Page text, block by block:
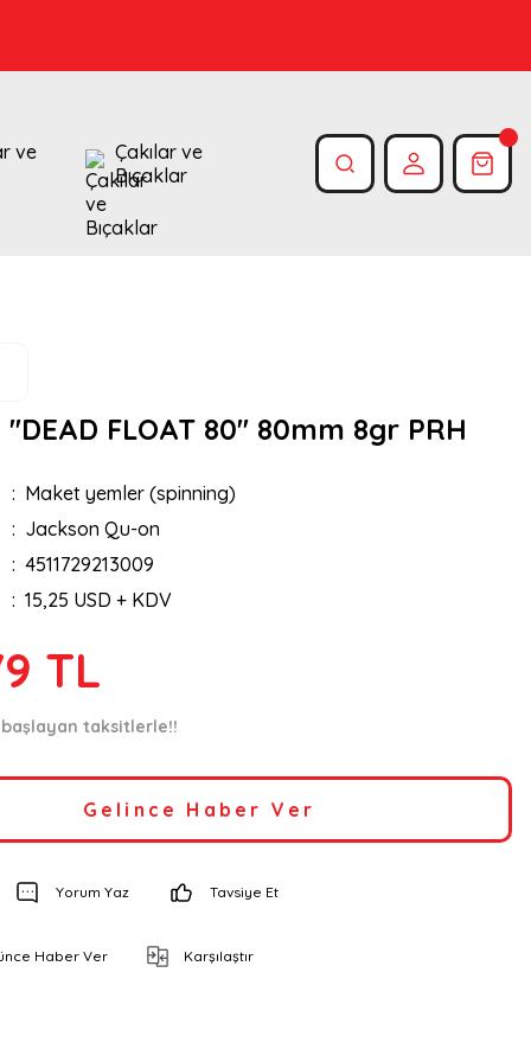
ve
Çakılar ve
Bıçaklar
FLOAT 80'' 80mm 8gr PRH
Maket yemler (spinning)
Jackson Qu-on
4511729213009
15,25 USD + KDV
TL
başlayan taksitlerle!!
Gelince Haber Ver
Yorum Yaz Tavsiye Et
Haber Ver Karşılaştır